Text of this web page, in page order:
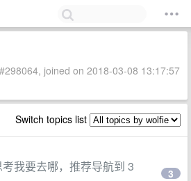
joined on 2018-03-08 13:17:57
Switch topics list
我要去哪，推荐导航到 3
3